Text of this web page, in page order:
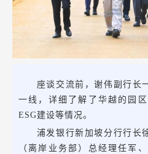
座谈交流前，谢伟副行长
一线，详细了解了华越的园
ESG建设等情况。
浦发银行新加坡分行行长
（离岸业务部）总经理任军